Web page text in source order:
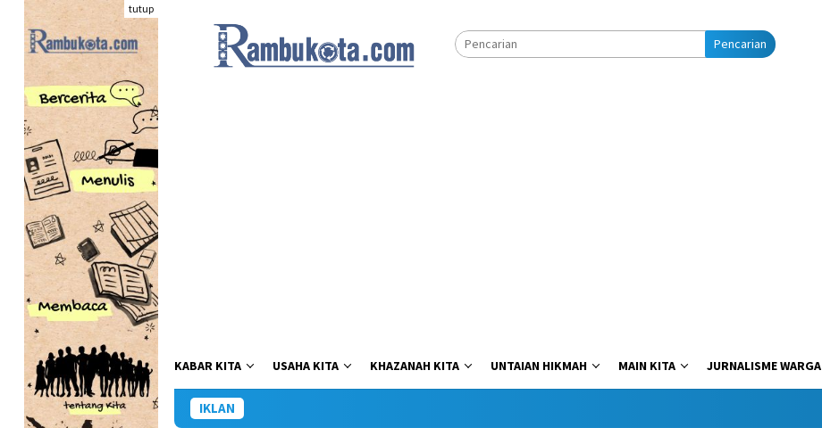
Loncat
konten
tutup
Pencarian
KABAR KITA USAHA KITA KHAZANAH KITA UNTAIAN HIKMAH MAIN KITA JURNALISME WARGA
IKLAN